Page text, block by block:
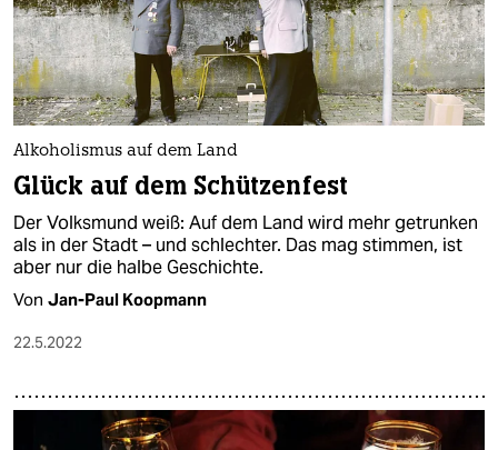
Alkoholismus auf dem Land
Glück auf dem Schützenfest
Der Volksmund weiß: Auf dem Land wird mehr getrunken
als in der Stadt – und schlechter. Das mag stimmen, ist
aber nur die halbe Geschichte.
Von Jan-Paul Koopmann
22.5.2022